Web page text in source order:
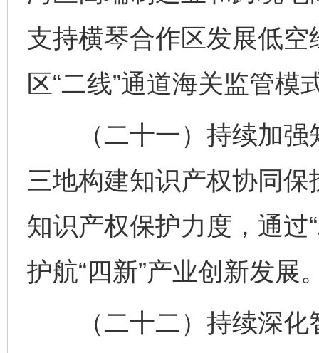
支持横琴合作区发展低
区“二线”通道海关监管模
（二十一）持续加强
三地构建知识产权协同
知识产权保护力度，通过
护航“四新”产业创新发展
（二十二）持续深化